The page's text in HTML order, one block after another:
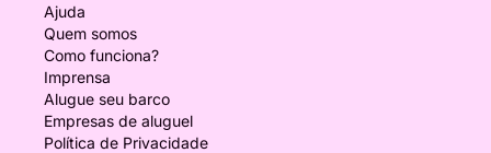
Ajuda
Quem somos
Como funciona?
Imprensa
Alugue seu barco
Empresas de aluguel
Política de Privacidade